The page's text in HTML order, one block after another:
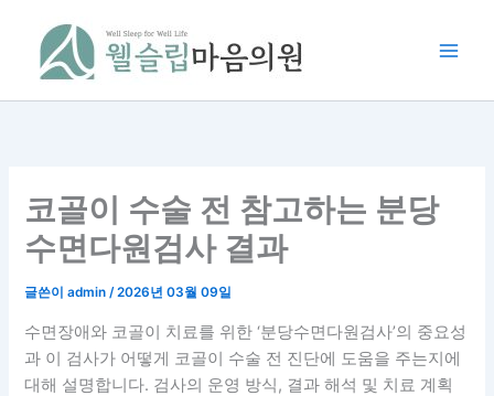
코골이 수술 전 참고하는 분당
수면다원검사 결과
글쓴이admin/2026년 03월 09일
수면장애와 코골이 치료를 위한 ‘분당수면다원검사’의 중요성
과 이 검사가 어떻게 코골이 수술 전 진단에 도움을 주는지에
대해 설명합니다. 검사의 운영 방식, 결과 해석 및 치료 계획